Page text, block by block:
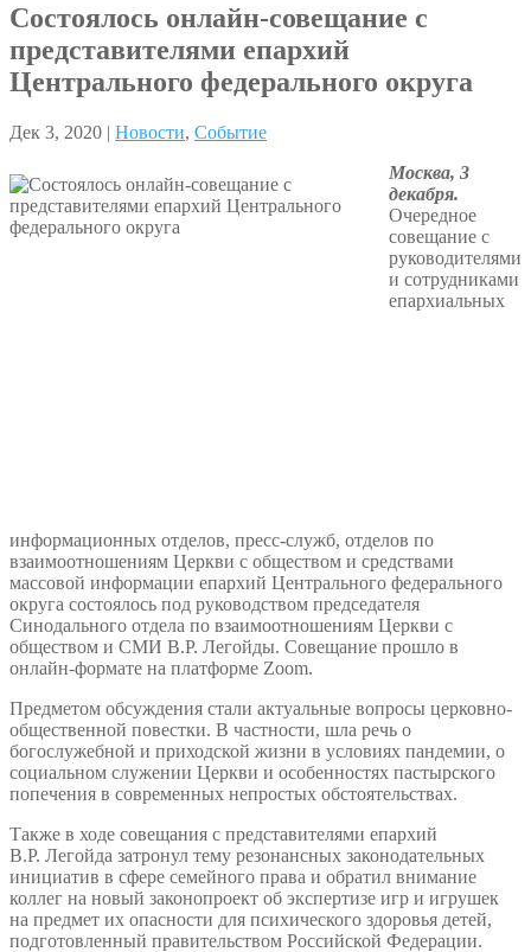
Состоялось онлайн-совещание с
представителями епархий
Центрального федерального округа
Дек 3, 2020 | Новости, Событие
Москва, 3
декабря.
Очередное
совещание с
руководителями
и сотрудниками
епархиальных
информационных отделов, пресс-служб, отделов по
взаимоотношениям Церкви с обществом и средствами
массовой информации епархий Центрального федерального
округа состоялось под руководством председателя
Синодального отдела по взаимоотношениям Церкви с
обществом и СМИ В.Р. Легойды. Совещание прошло в
онлайн-формате на платформе Zoom.
Предметом обсуждения стали актуальные вопросы церковно-
общественной повестки. В частности, шла речь о
богослужебной и приходской жизни в условиях пандемии, о
социальном служении Церкви и особенностях пастырского
попечения в современных непростых обстоятельствах.
Также в ходе совещания с представителями епархий
В.Р. Легойда затронул тему резонансных законодательных
инициатив в сфере семейного права и обратил внимание
коллег на новый законопроект об экспертизе игр и игрушек
на предмет их опасности для психического здоровья детей,
подготовленный правительством Российской Федерации.